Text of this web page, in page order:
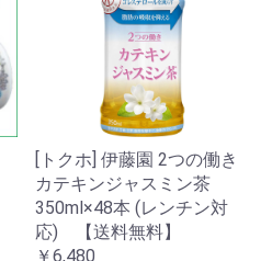
[トクホ] 伊藤園 2つの働き
カテキンジャスミン茶
350ml×48本 (レンチン対
応) 【送料無料】
￥6,480